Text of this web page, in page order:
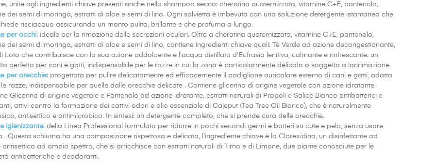
unite agli ingredienti chiave presenti anche nello shampoo secco: cheratina quaternizzata, vitamine C+E, pantenolo,
dei semi di moringa, estratti di aloe e semi di lino. Ogni salvietta è imbevuta con una soluzione detergente istantanea che
risciacquo assicurando un manto pulito, brillante e che profuma a lungo.
per occhi: ideale per la rimozione delle secrezioni oculari. Oltre a cheratina quaternizzata, vitamine C+E, pantenolo,
dei semi di moringa, estratti di aloe e semi di lino, contiene ingredienti chiave quali: Tè Verde ad azione decongestionante,
Loto che contribuisce con la sua azione addolcente e l'acqua distillata d'Eufrasia lenitiva, calmante e rinfrescante. un
perfetto per cani e gatti, indispensabile per le razze in cui la zona è particolarmente delicata o soggetta a lacrimazione.
per orecchie: progettata per pulire delicatamente ed efficacemente il padiglione auricolare esterno di cani e gatti, adatta
razze, indispensabile per quelle dalle orecchie delicate . Contiene glicerina di origine vegetale con azione idratante.
Glicerina di origine vegetale e Pantenolo ad azione idratante, estratti naturali di Propoli e Salice Bianco antibatterici e
attivi contro la formazione dei cattivi odori e olio essenziale di Cajeput (Tea Tree Oil Bianco), che è naturalmente
antisettico e antimicrobico. In sintesi: un detergente completo, che si prende cura delle orecchie.
igienizzante: della Linea Professional formulata per ridurre in pochi secondi germi e batteri su cute e pelo, senza usare
. Questa schiuma ha una composizione rispettosa e delicata, l’ingrediente chiave è la Clorexidina, un disinfettante ad
antisettica ad ampio spettro, che si arricchisce con estratti naturali di Timo e di Limone, due piante conosciute per le
antibatteriche e deodoranti.